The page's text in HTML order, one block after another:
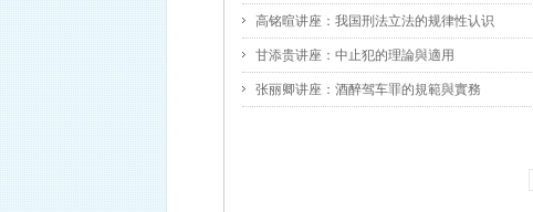
高铭暄讲座：我国刑法立法的规律性认识
甘添贵讲座：中止犯的理論與適用
张丽卿讲座：酒醉驾车罪的規範與實務